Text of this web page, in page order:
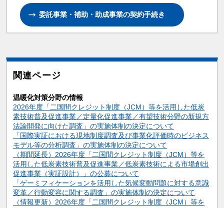
委託事業・補助・助成事業の契約手続き
関連ページ
温暖化対策分野の情報
2026年度「二国間クレジット制度（JCM）等を活用した低炭
素技術普及促進事業／定量化促進事業／有望技術分野の新規方
法論開発に向けた調査」の実施体制の決定について
「国際実証における現地制度調査及び事業化評価時のビジネス
モデル等の分析調査」の実施体制の決定について
（期間延長）2026年度「二国間クレジット制度（JCM）等を
活用した低炭素技術普及促進事業／低炭素技術による市場創出
促進事業（実証設計）」の公募について
「ゲーミフィケーションを活用した気候変動問題に対する意識
変革／行動変容に関する調査」の実施体制の決定について
（情報更新）2026年度「二国間クレジット制度（JCM）等を